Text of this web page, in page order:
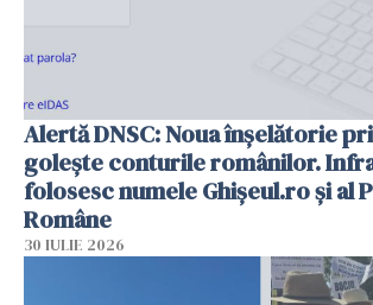
Alertă DNSC: Noua înșelătorie
golește conturile românilor.
folosesc numele Ghișeul.ro și al
Române
30 IULIE 2026